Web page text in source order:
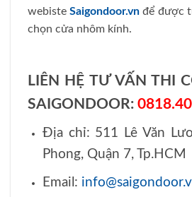
webisteSaigondoor.vn để được
chọn cửa nhôm kính.
LIÊN HỆ TƯ VẤN THI
SAIGONDOOR:
Địa chỉ: 511 Lê Văn
Phong, Quận 7, Tp.HCM
Email: